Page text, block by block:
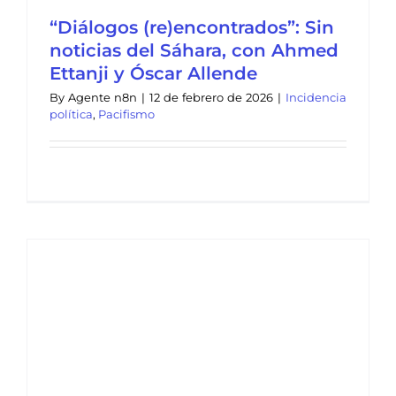
“Diálogos (re)encontrados”: Sin
noticias del Sáhara, con Ahmed
Ettanji y Óscar Allende
By Agente n8n | 12 de febrero de 2026 | Incidencia
política, Pacifismo